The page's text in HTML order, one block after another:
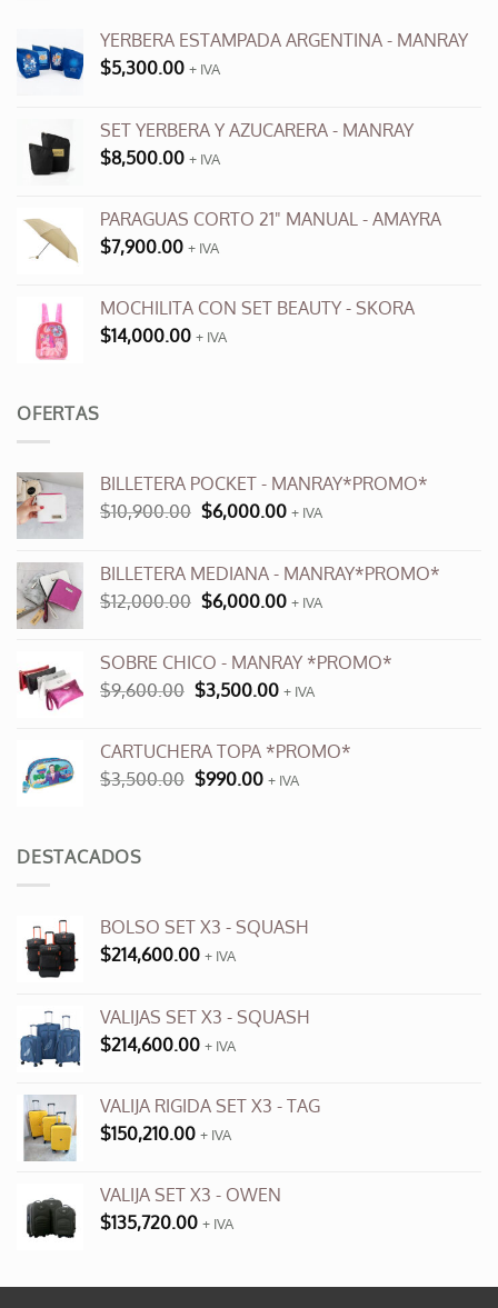
YERBERA ESTAMPADA ARGENTINA - MANRAY
$5,300.00 + IVA
SET YERBERA Y AZUCARERA - MANRAY
$8,500.00 + IVA
PARAGUAS CORTO 21" MANUAL - AMAYRA
$7,900.00 + IVA
MOCHILITA CON SET BEAUTY - SKORA
$14,000.00 + IVA
OFERTAS
BILLETERA POCKET - MANRAY*PROMO*
$10,900.00 El
era:
$10,900.00.
$6,000.00El
es:
$6,000.00.
+ IVA
BILLETERA MEDIANA - MANRAY*PROMO*
$12,000.00 El
era:
$12,000.00.
$6,000.00El
es:
$6,000.00.
+ IVA
SOBRE CHICO - MANRAY *PROMO*
$9,600.00 El
era:
$9,600.00.
$3,500.00El
es:
$3,500.00.
+ IVA
CARTUCHERA TOPA *PROMO*
$3,500.00 El
$990.00El+ IVA
DESTACADOS
BOLSO SET X3 - SQUASH
$214,600.00 + IVA
VALIJAS SET X3 - SQUASH
$214,600.00 + IVA
VALIJA RIGIDA SET X3 - TAG
$150,210.00 + IVA
VALIJA SET X3 - OWEN
$135,720.00 + IVA